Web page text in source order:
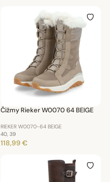
Čižmy Rieker W0070 64 BEIGE
RIEKER W0070-64 BEIGE
40, 39
118,99 €